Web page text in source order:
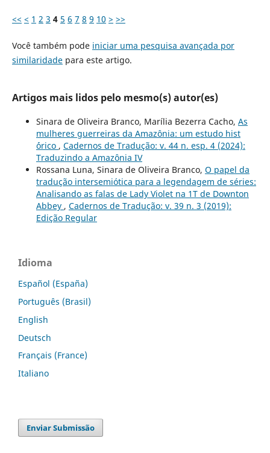
<< < 1 2 3 4 5 6 7 8 9 10 > >>
Você também pode iniciar uma pesquisa avançada por
similaridadepara este artigo.
Artigos mais lidos pelo mesmo(s) autor(es)
Sinara de Oliveira Branco, Marília Bezerra Cacho, As
mulheres guerreiras da Amazônia: um estudo hist
´órico , Cadernos de Tradução: v. 44 n. esp. 4 (2024):
Traduzindo a Amazônia IV
Rossana Luna, Sinara de Oliveira Branco, O papel da
tradução intersemiótica para a legendagem de séries:
Analisando as falas de Lady Violet na 1T de Downton
Abbey , Cadernos de Tradução: v. 39 n. 3 (2019):
Edição Regular
Idioma
Español (España)
Português (Brasil)
English
Deutsch
Français (France)
Italiano
Enviar Submissão